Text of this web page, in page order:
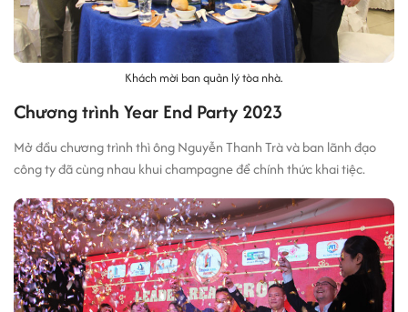
Khách mời ban quản lý tòa nhà.
Chương trình Year End Party 2023
Mở đầu chương trình thì ông Nguyễn Thanh Trà và ban lãnh đạo
công ty đã cùng nhau khui champagne để chính thức khai tiệc.